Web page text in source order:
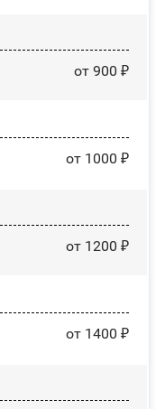
от 900 ₽
от 1000 ₽
от 1200 ₽
от 1400 ₽